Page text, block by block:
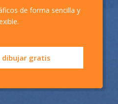
de forma sencilla y
dibujar gratis